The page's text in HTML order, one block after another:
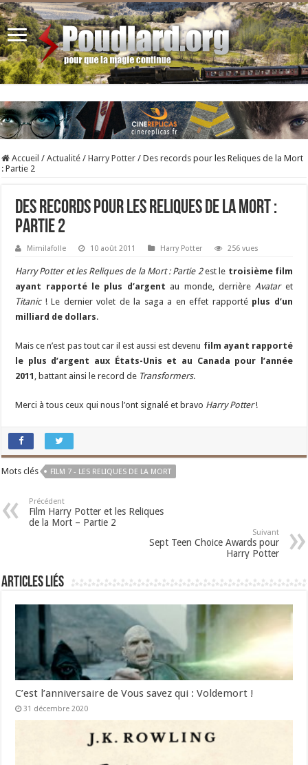
Accueil / Actualité / Harry Potter / Des records pour les Reliques de la Mort
: Partie 2
Des records pour les Reliques de la Mort :
Partie 2
Mimilafolle 10 août 2011 Harry Potter 256 vues
Harry Potter et les Reliques de la Mort : Partie 2est le troisième film
ayant rapporté le plus d’argent au monde, derrièreAvataret
Titanic! Le dernier volet de la saga a en effet rapporté plus d’un
milliard de dollars.
Mais ce n’est pas tout car il est aussi est devenu film ayant rapporté
le plus d’argent aux États-Unis et au Canada pour l’année
2011 , battant ainsi le record de Transformers.
Merci à tous ceux qui nous l’ont signalé et bravo Harry Potter!
Mots clés FILM 7 - LES RELIQUES DE LA MORT
Précédent
Film Harry Potter et les Reliques
de la Mort – Partie 2
Suivant
Sept Teen Choice Awards pour
Harry Potter
Articles liés
C’est l’anniversaire de Vous savez qui : Voldemort !
31 décembre 2020